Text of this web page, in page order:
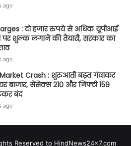
ago
: दो हजार रुपये से अधिक यूपीआई
पर शुल्क लगाने की तैयारी, सरकार का
ago
Crash : शुरुआती बढ़त गंवाकर
बाजार, सेंसेक्स 210 और निफ्टी 159
बंद
ago
Reserved to HindNews24x7.com